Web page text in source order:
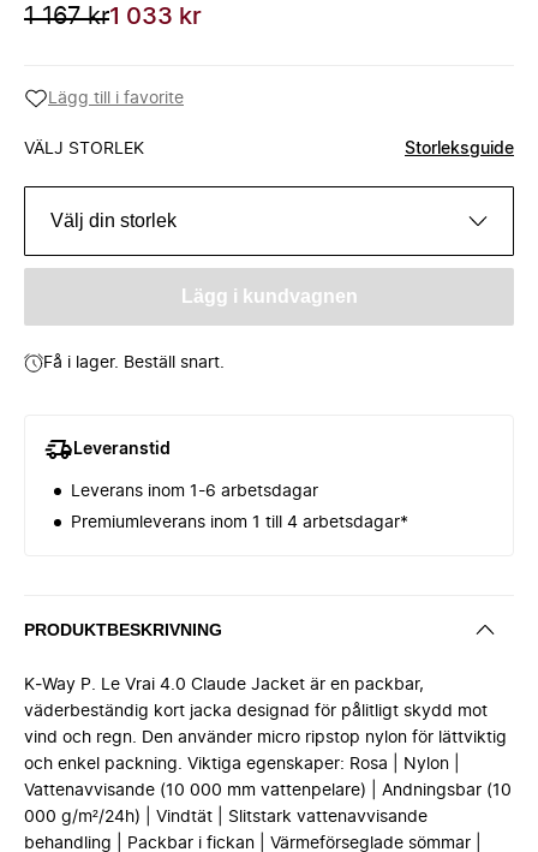
1 167 kr1 033 kr
Lägg till i favorite
VÄLJ STORLEK Storleksguide
Välj din storlek
Lägg i kundvagnen
Få i lager. Beställ snart.
Leveranstid
Leverans inom 1-6 arbetsdagar
Premiumleverans inom 1 till 4 arbetsdagar*
PRODUKTBESKRIVNING
K‑Way P. Le Vrai 4.0 Claude Jacket är en packbar,
väderbeständig kort jacka designad för pålitligt skydd mot
vind och regn. Den använder micro ripstop nylon för lättviktig
och enkel packning. Viktiga egenskaper: Rosa | Nylon |
Vattenavvisande (10 000 mm vattenpelare) | Andningsbar (10
000 g/m²/24h) | Vindtät | Slitstark vattenavvisande
behandling | Packbar i fickan | Värmeförseglade sömmar |